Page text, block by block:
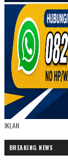
IKLAN
BREAKING NEWS